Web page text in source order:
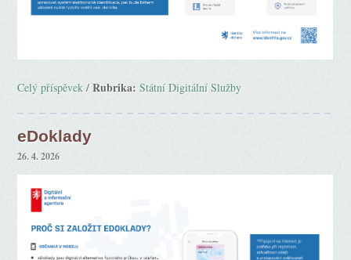
Celý příspěvek /Rubrika: Státní Digitální Služby
eDoklady
26. 4. 2026